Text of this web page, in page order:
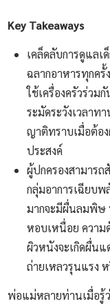
Key Takeaways
เคล็ดลับการดูแลเ
ฉลากอาหารทุกครั้
ใช้เครื่องครัวร่วม
ระมัดระวังเวลาท
ญาติทราบเมื่อต้อง
ประสงค์
ผู้ปกครองสามารถ
กลุ่มอาการเฉียบพ
มากจะมีผื่นลมพิษ
หอบเหนื่อย ความ
ผิวหนังจะเกิดผื่นแ
ถ่ายเหลวรุนแรง
พ่อแม่หลายท่านเมื่อรู้